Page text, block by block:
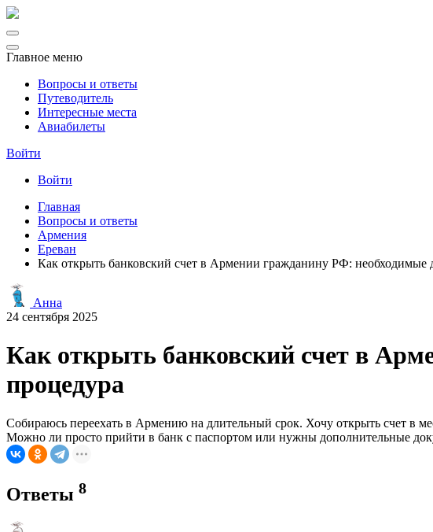
Главное меню
Вопросы и ответы
Путеводитель
Интересные места
Авиабилеты
Войти
Войти
Главная
Вопросы и ответы
Армения
Ереван
Как открыть банковский счет в Армении гражданину РФ: необходимые
Анна
24 сентября 2025
Как открыть банковский счет в
процедура
Собираюсь переехать в Армению на длительный срок. Хочу открыть счет в
Можно ли просто прийти в банк с паспортом или нужны дополнительные
Ответы 8